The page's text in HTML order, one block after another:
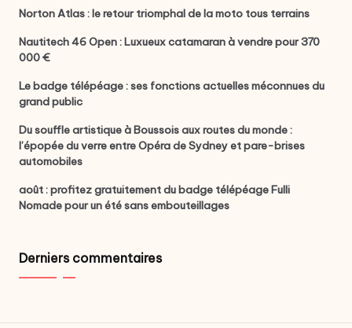
Norton Atlas : le retour triomphal de la moto tous terrains
Nautitech 46 Open : Luxueux catamaran à vendre pour 370
000 €
Le badge télépéage : ses fonctions actuelles méconnues du
grand public
Du souffle artistique à Boussois aux routes du monde :
l’épopée du verre entre Opéra de Sydney et pare-brises
automobiles
août : profitez gratuitement du badge télépéage Fulli
Nomade pour un été sans embouteillages
Derniers commentaires